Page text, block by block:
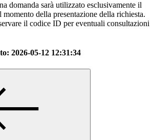
domanda sarà utilizzato esclusivamente il
momento della presentazione della richiesta.
il codice ID per eventuali consultazioni
2026-05-12 12:31:34